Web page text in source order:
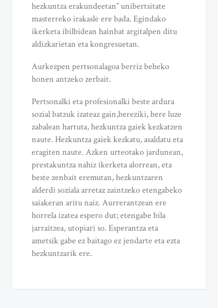
hezkuntza erakundeetan” unibertsitate
masterreko irakasle ere bada. Egindako
ikerketa ibilbidean hainbat argitalpen ditu
aldizkarietan eta kongresuetan.
Aurkezpen pertsonalagoa berriz beheko
honen antzeko zerbait.
Pertsonalki eta profesionalki beste ardura
sozial batzuk izateaz gain,bereziki, bere luze
zabalean hartuta, hezkuntza gaiek kezkatzen
naute. Hezkuntza gaiek kezkatu, asaldatu eta
eragiten naute. Azken urteotako jardunean,
prestakuntza nahiz ikerketa alorrean, eta
beste zenbait eremutan, hezkuntzaren
alderdi soziala arretaz zaintzeko etengabeko
saiakeran aritu naiz. Aurrerantzean ere
horrela izatea espero dut; etengabe bila
jarraitzea, utopiari so. Esperantza eta
ametsik gabe ez baitago ez jendarte eta ezta
hezkuntzarik ere.